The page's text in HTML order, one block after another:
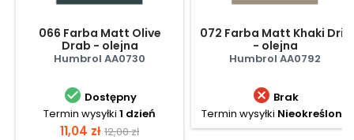
066 Farba Matt Olive
Drab - olejna
Humbrol AA0730
 Dostępny
Termin wysyłki 1 dzień
Cena
11,04 zł Cena
12,00 zł
072 Farba Matt Khaki Drill
- olejna
Humbrol AA0792
 Brak
Termin wysyłki Nieokreślony